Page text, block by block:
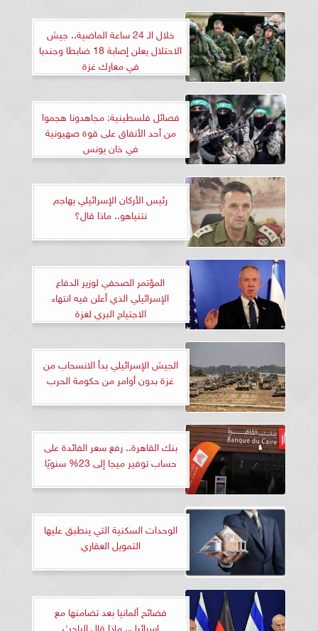
خلال الـ 24 ساعة الماضية.. جيش
الاحتلال يعلن إصابة 18 ضابطا وجنديا
في معارك غزة
فصائل فلسطينية: مجاهدونا هجموا
من أحد الأنفاق على قوة صهيونية
في خان يونس
رئيس الأركان الإسرائيلي يهاجم
نتنياهو.. ماذا قال؟
المؤتمر الصحفي لوزير الدفاع
الإسرائيلي الذي أعلن فيه انتهاء
الاجتياح البري لغزة
الجيش الإسرائيلي بدأ الانسحاب من
غزة بدون أوامر من حكومة الحرب
بنك القاهرة.. رفع سعر الفائدة على
حساب توفير ميجا إلى 23% سنويًا
الوحدات السكنية التي ينطبق عليها
التمويل العقاري
فضائح ألمانيا بعد تضامنها مع
إسرائيل.. ماذا قال الباحث